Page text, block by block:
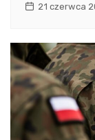
21 czerwca